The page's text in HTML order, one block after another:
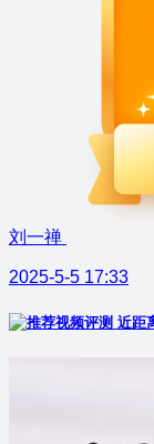
刘一禅
2025-5-5 17:33
近距